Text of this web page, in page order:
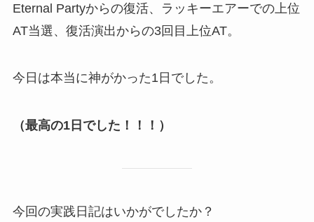
Eternal Partyからの復活、ラッキーエアーでの上位
AT当選、復活演出からの3回目上位AT。
今日は本当に神がかった1日でした。
（最高の1日でした！！！）
今回の実践日記はいかがでしたか？